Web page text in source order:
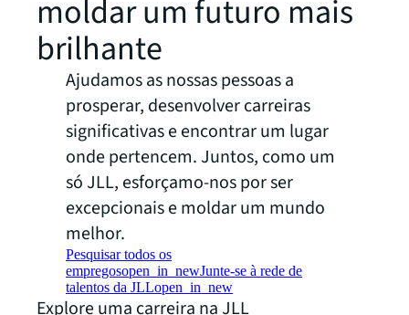
moldar um futuro mais
brilhante
Ajudamos as nossas pessoas a
prosperar, desenvolver carreiras
significativas e encontrar um lugar
onde pertencem. Juntos, como um
só JLL, esforçamo-nos por ser
excepcionais e moldar um mundo
melhor.
Pesquisar todos os
empregosopen_in_newJunte-se à rede de
talentos da JLLopen_in_new
Explore uma carreira na JLL